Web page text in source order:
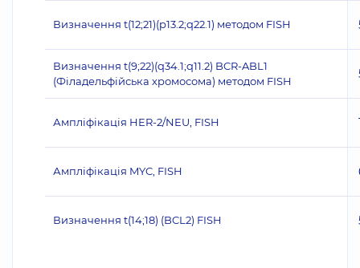
Визначення t(12;21)(p13.2;q22.1) методом FISH
Визначення t(9;22)(q34.1;q11.2) BCR-ABL1
(Філадельфійська хромосома) методом FISH
Ампліфікація HER‐2/NEU, FISH
Ампліфікація MYC, FISH
Визначення t(14;18) (BCL2) FISH